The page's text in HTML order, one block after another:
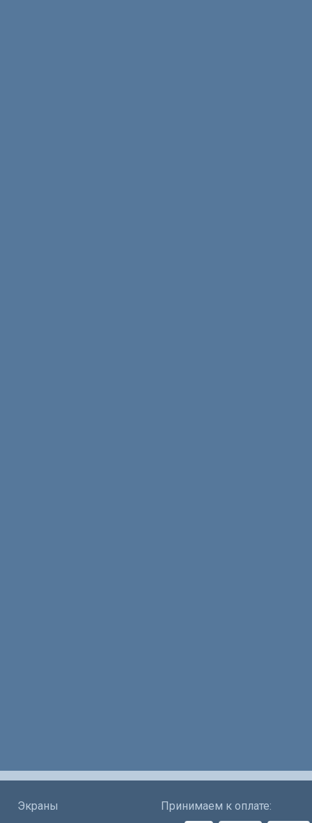
Экраны Принимаем к оплате: